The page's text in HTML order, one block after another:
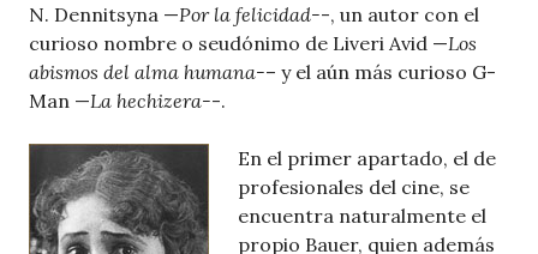
N. Dennitsyna —Por la felicidad--, un autor con el
curioso nombre o seudónimo de Liveri Avid —Los
abismos del alma humana-– y el aún más curioso G-
Man —La hechizera--.
En el primer apartado, el de
profesionales del cine, se
encuentra naturalmente el
propio Bauer, quien además